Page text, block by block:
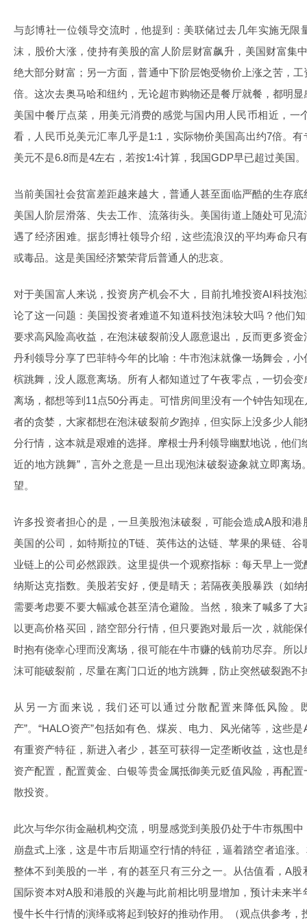
与彭博社一位领导交流时，他提到：美联储过去几年实施无限
沫，股价大涨，使持有美股的富人阶层财富飙升，美国财富集
绝大部分财富；另一方面，普通中下阶层饱受物价上涨之苦，
倍。这次去奥马哈和纽约，无论超市购物还是餐厅就餐，都明
美国中餐厅点菜，用美元消费的感觉与国内用人民币相近，一
看，人民币兑美元汇率几乎是1:1，实际物价美国高出约7倍。
美元不是6.8而是4左右，若按1:4计算，我国GDP早已超过美国。
当前美国社会贫富差距越来越大，普通人甚至面临严酷的生存
美国人阶层滑落、失去工作、流落街头。美国街道上随处可见
遇了经济困难。据彭博社领导介绍，这些流浪汉的平均寿命只
或毒品。这是美国经济繁荣背后普通人的悲哀。
对于美国富人来说，投资房产机会不大，目前扎堆投资AI科技
论了这一问题：美国投资者难道不知道科技泡沫较大吗？他们
要求高风险高收益，在泡沫破裂前没人愿意退出，反而更多资
丹利领导分享了巴菲特今年的比喻：牛市泡沫就像一场舞会，
槟跳舞，没人愿意离场。所有人都知道过了午夜零点，一切会
离场，都想等到11点50分再走。可惜房间里没有一个钟告知现
者的贪婪，大家都想在泡沫破裂前夕跑掉，但实际上没多少人
分行情，这本就是艰难的选择。摩根士丹利领导幽默地说，他们
近的地方跳舞”，言外之意是一旦出现泡沫破裂迹象就立即离
望。
许多投资者担心的是，一旦美股泡沫破裂，可能会造成A股和
美国的公司，如特斯拉的T链、英伟达的达链、苹果的果链、
业链上的公司必然跟跌。这里提供一个观察指标：每天早上一
纳斯达克指数。美股若安好，便是晴天；若隔夜美股暴跌（如
需要考虑要不要大幅减仓甚至清仓避险。当然，狼来了喊多了
以更高价格买回，踏空部分行情，但只要跑对最后一次，就能
时抱有侥幸心理而没离场，很可能在牛市赚的钱前功尽弃。所
沫可能破裂前，尽量在离门口近的地方跳舞，防止突然破裂跑不
从另一方面来说，我们还可以通过分散配置来降低风险。
产”。“HALO资产”包括如有色、煤炭、电力、风光储等，这些
有重资产特征，新进入者少，甚至可获得一定垄断收益，这也
资产配置，配置黄金、白银等贵金属抵御美元贬值风险，再配
散投资。
此次与华尔街金融机构交流，明显感觉到美股仍处于牛市氛围
崩盘式上涨，这是牛市后期逼空行情的特征，逼着踏空者追涨
整体不到美股的一半，有的甚至只有三分之一。从估值看，A
国际资本对A股和港股的兴趣与此前相比明显增加，预计未来
慢牛长牛行情的演绎或将起到较好的推动作用。（观点供参考，